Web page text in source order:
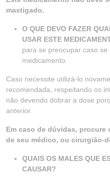
mastigado.
O QUE DEVO FAZER
USAR ESTE
para se preocupar caso
medicamento.
Caso necessite utilizá-lo
recomendada, respeitando os
não devendo dobrar a dose
anterior.
Em caso de dúvidas,
de seu médico, ou cirurgião-
QUAIS OS MALES QUE
CAUSAR?